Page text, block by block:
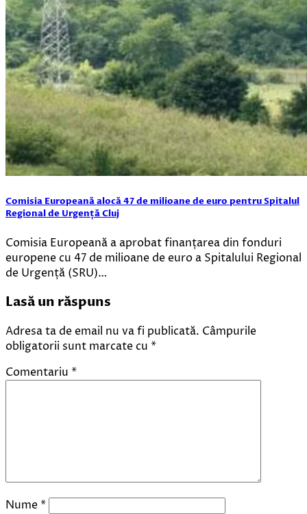
Comisia Europeană alocă 47 de milioane de euro pentru Spitalul
Regional de Urgență Cluj
Comisia Europeană a aprobat finanțarea din fonduri
europene cu 47 de milioane de euro a Spitalului Regional
de Urgență (SRU)…
Lasă un răspuns
Adresa ta de email nu va fi publicată. Câmpurile
obligatorii sunt marcate cu *
Comentariu *
Nume*